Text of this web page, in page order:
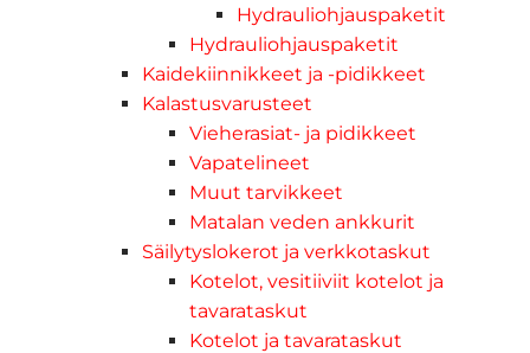
Hydrauliohjauspaketit
Hydrauliohjauspaketit
Kaidekiinnikkeet ja -pidikkeet
Kalastusvarusteet
Vieherasiat- ja pidikkeet
Vapatelineet
Muut tarvikkeet
Matalan veden ankkurit
Säilytyslokerot ja verkkotaskut
Kotelot, vesitiiviit kotelot ja
tavarataskut
Kotelot ja tavarataskut